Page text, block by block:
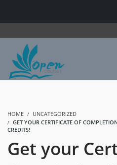
HOME
UNCATEGORIZED
GET YOUR CERTIFICATE OF
CREDITS!
Get your